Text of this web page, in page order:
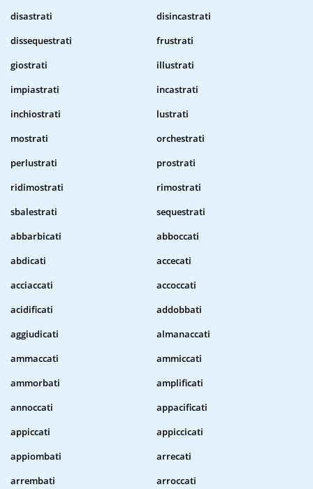
disastrati
disincastrati
dissequestrati
frustrati
giostrati
illustrati
impiastrati
incastrati
inchiostrati
lustrati
mostrati
orchestrati
perlustrati
prostrati
ridimostrati
rimostrati
sbalestrati
sequestrati
abbarbicati
abboccati
abdicati
accecati
acciaccati
accoccati
acidificati
addobbati
aggiudicati
almanaccati
ammaccati
ammiccati
ammorbati
amplificati
annoccati
appacificati
appiccati
appiccicati
appiombati
arrecati
arrembati
arroccati